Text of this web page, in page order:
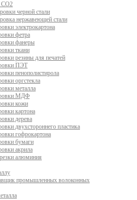
СО2
черной стали
нержавеющей стали
электрокартона
фетра
фанеры
ткани
резины для печатей
ПЭТ
пенополистирола
оргстекла
металла
МДФ
кожи
картона
дерева
двухстороннего пластика
гофрокартона
бумаги
акрила
алюминия
промышленных волоконных